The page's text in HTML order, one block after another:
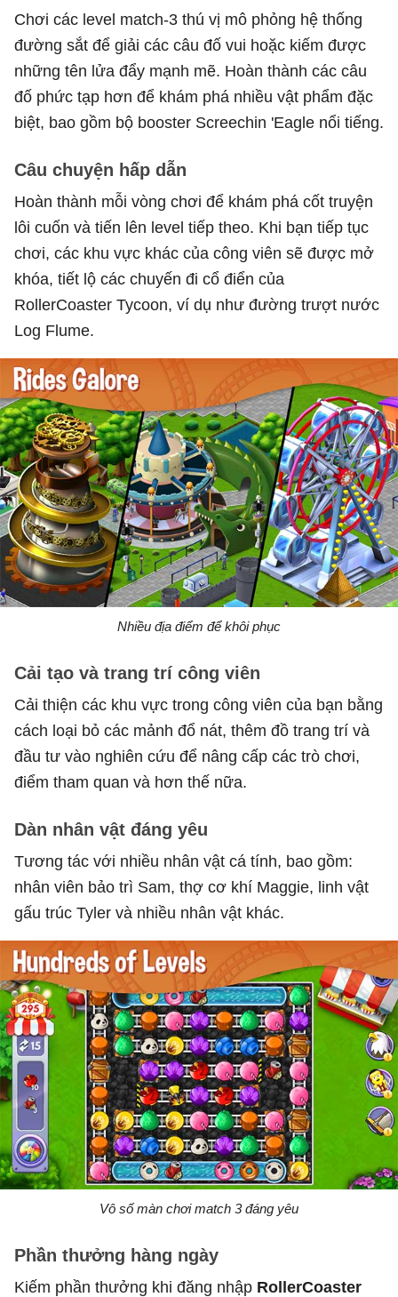
Chơi các level match-3 thú vị mô phỏng hệ thống
đường sắt để giải các câu đố vui hoặc kiếm được
những tên lửa đẩy mạnh mẽ. Hoàn thành các câu
đố phức tạp hơn để khám phá nhiều vật phẩm đặc
biệt, bao gồm bộ booster Screechin 'Eagle nổi tiếng.
Câu chuyện hấp dẫn
Hoàn thành mỗi vòng chơi để khám phá cốt truyện
lôi cuốn và tiến lên level tiếp theo. Khi bạn tiếp tục
chơi, các khu vực khác của công viên sẽ được mở
khóa, tiết lộ các chuyến đi cổ điển của
RollerCoaster Tycoon, ví dụ như đường trượt nước
Log Flume.
Nhiều địa điểm để khôi phục
Cải tạo và trang trí công viên
Cải thiện các khu vực trong công viên của bạn bằng
cách loại bỏ các mảnh đổ nát, thêm đồ trang trí và
đầu tư vào nghiên cứu để nâng cấp các trò chơi,
điểm tham quan và hơn thế nữa.
Dàn nhân vật đáng yêu
Tương tác với nhiều nhân vật cá tính, bao gồm:
nhân viên bảo trì Sam, thợ cơ khí Maggie, linh vật
gấu trúc Tyler và nhiều nhân vật khác.
Vô số màn chơi match 3 đáng yêu
Phần thưởng hàng ngày
Kiếm phần thưởng khi đăng nhập RollerCoaster